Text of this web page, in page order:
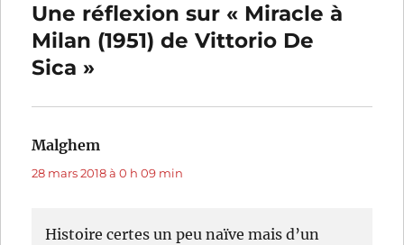
Une réflexion sur « Miracle à
Milan (1951) de Vittorio De
Sica »
Malghem
28 mars 2018 à 0 h 09 min
Histoire certes un peu naïve mais d’un